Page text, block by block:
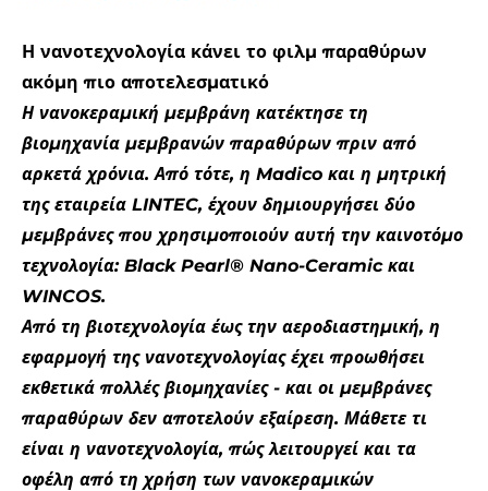
Η νανοτεχνολογία κάνει το φιλμ παραθύρων
ακόμη πιο αποτελεσματικό
Η νανοκεραμική μεμβράνη κατέκτησε τη
βιομηχανία μεμβρανών παραθύρων πριν από
αρκετά χρόνια. Από τότε, η Madico και η μητρική
της εταιρεία LINTEC, έχουν δημιουργήσει δύο
μεμβράνες που χρησιμοποιούν αυτή την καινοτόμο
τεχνολογία: Black Pearl® Nano-Ceramic και
WINCOS.
Από τη βιοτεχνολογία έως την αεροδιαστημική, η
εφαρμογή της νανοτεχνολογίας έχει προωθήσει
εκθετικά πολλές βιομηχανίες - και οι μεμβράνες
παραθύρων δεν αποτελούν εξαίρεση. Μάθετε τι
είναι η νανοτεχνολογία, πώς λειτουργεί και τα
οφέλη από τη χρήση των νανοκεραμικών